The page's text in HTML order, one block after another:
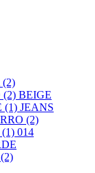
(2) BEIGE
(1) JEANS
(2)
014